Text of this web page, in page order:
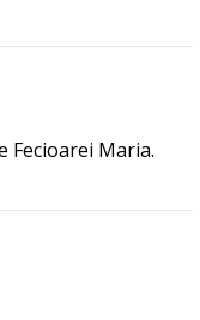
Maria.